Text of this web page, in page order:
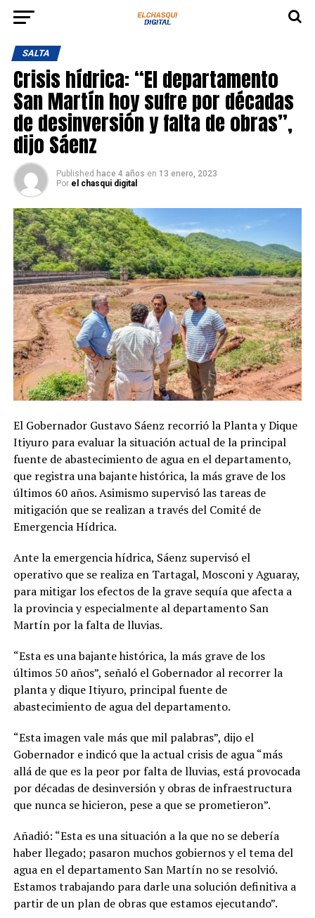
SALTA
Crisis hídrica: “El departamento
San Martín hoy sufre por décadas
de desinversión y falta de obras”,
dijo Sáenz
Published hace 4 años en 13 enero, 2023
Por el chasqui digital
El Gobernador Gustavo Sáenz recorrió la Planta y Dique
Itiyuro para evaluar la situación actual de la principal
fuente de abastecimiento de agua en el departamento,
que registra una bajante histórica, la más grave de los
últimos 60 años. Asimismo supervisó las tareas de
mitigación que se realizan a través del Comité de
Emergencia Hídrica.
Ante la emergencia hídrica, Sáenz supervisó el
operativo que se realiza en Tartagal, Mosconi y Aguaray,
para mitigar los efectos de la grave sequía que afecta a
la provincia y especialmente al departamento San
Martín por la falta de lluvias.
“Esta es una bajante histórica, la más grave de los
últimos 50 años”, señaló el Gobernador al recorrer la
planta y dique Itiyuro, principal fuente de
abastecimiento de agua del departamento.
“Esta imagen vale más que mil palabras”, dijo el
Gobernador e indicó que la actual crisis de agua “más
allá de que es la peor por falta de lluvias, está provocada
por décadas de desinversión y obras de infraestructura
que nunca se hicieron, pese a que se prometieron”.
Añadió: “Esta es una situación a la que no se debería
haber llegado; pasaron muchos gobiernos y el tema del
agua en el departamento San Martín no se resolvió.
Estamos trabajando para darle una solución definitiva a
partir de un plan de obras que estamos ejecutando”.